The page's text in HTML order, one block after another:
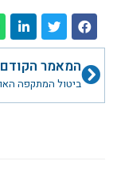
קודםהמאמר הקודם